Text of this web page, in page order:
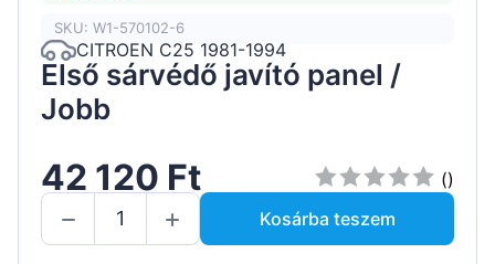
SKU: W1-570102-6
CITROEN C25 1981-1994
Első sárvédő javító panel /
Jobb
42 120 Ft
()
Kosárba teszem